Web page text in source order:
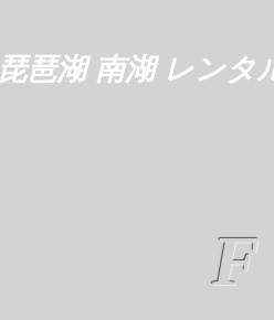
琵琶湖 南湖 レンタ